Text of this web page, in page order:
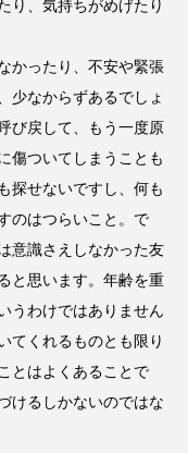
り、気持ちがめげたり
かったり、不安や緊張
少なからずあるでしょ
び戻して、もう一度原
傷ついてしまうことも
探せないですし、何も
のはつらいこと。で
意識さえしなかった友
と思います。年齢を重
うわけではありません
てくれるものとも限り
とはよくあることで
けるしかないのではな